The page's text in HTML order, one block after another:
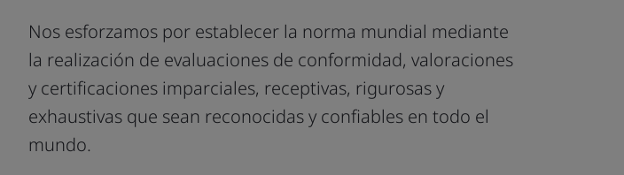
Nos esforzamos por establecer la norma mundial mediante
la realización de evaluaciones de conformidad, valoraciones
y certificaciones imparciales, receptivas, rigurosas y
exhaustivas que sean reconocidas y confiables en todo el
mundo.